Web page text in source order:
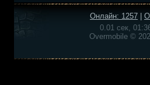
Онлайн: 1257
0.01 сек,
Overmobile ©